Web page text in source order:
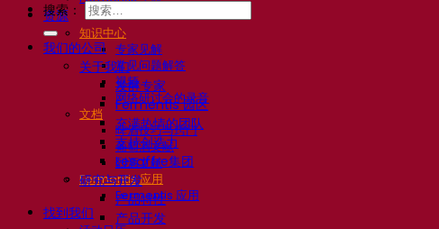
资源
知识中心
专家见解
常见问题解答
视频
网络研讨会的录音
文档
啤酒技巧与窍门
葡萄酒文献
烈酒文献
Fermentis 应用
Fermentis 应用
找到我们
搜索：
我们的公司
关于我们
发酵专家
Fermentis 园区
充满热情的团队
支持创造力
Lesaffre集团
研究与开发
产品特性
产品开发